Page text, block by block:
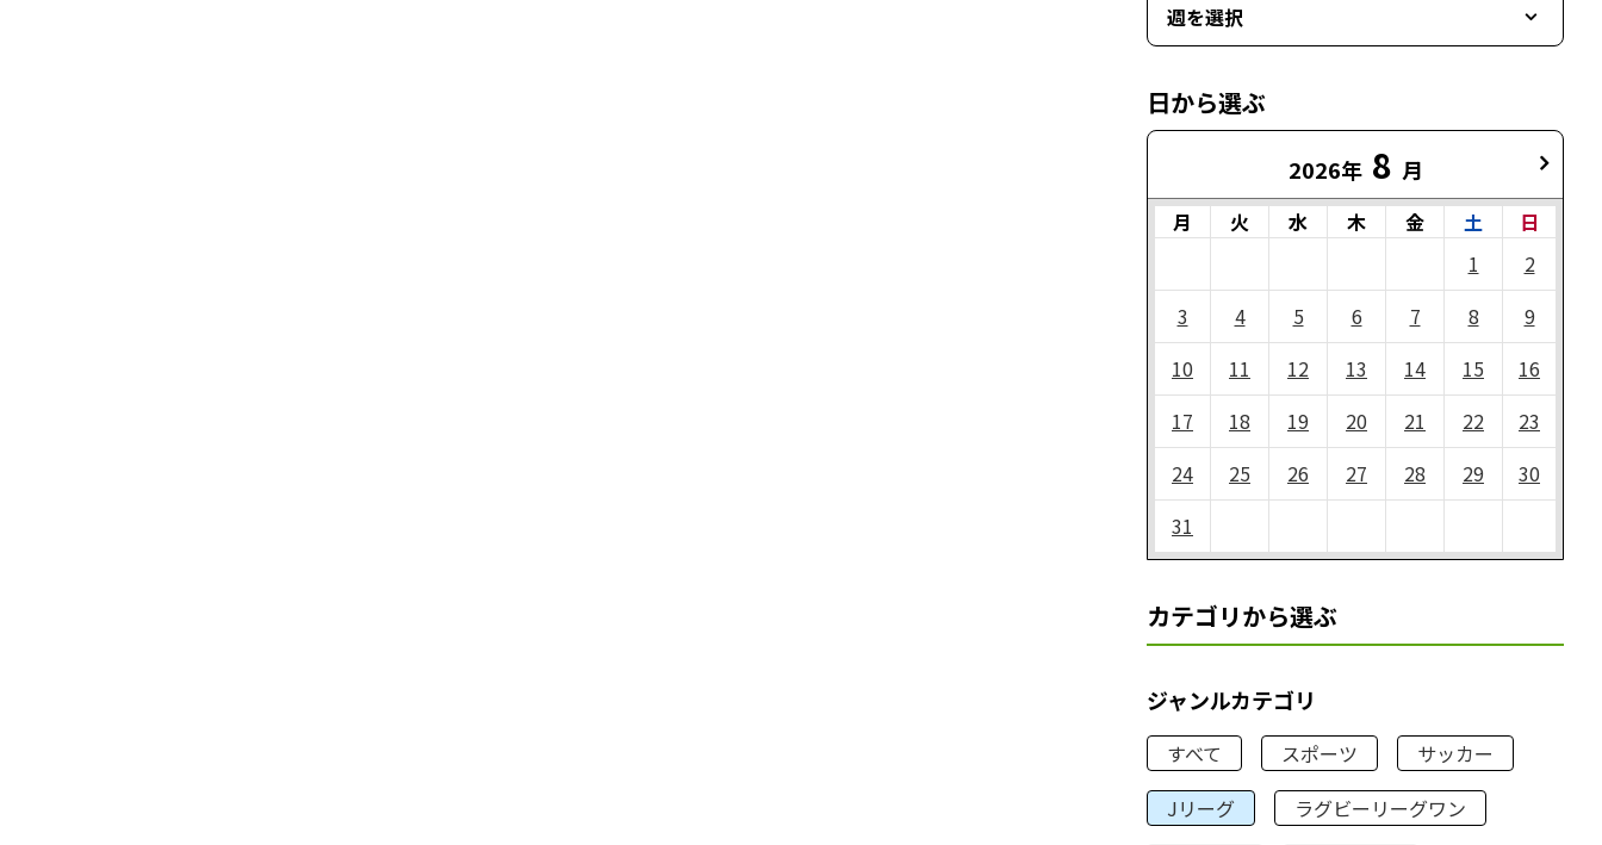
週を選択
日から選ぶ
2026年 8 月
月 火 水 木 金 土
日
1
2
3
4 5 6 7 8
9
10
11 12 13 14 15
16
17
18 19 20 21 22
23
24
25 26 27 28 29
30
31
カテゴリから選ぶ
ジャンルカテゴリ
すべて スポーツ
サッカー
Jリーグ
ラグビーリーグワン